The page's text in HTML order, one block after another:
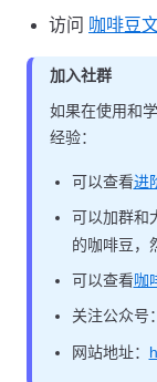
访问 咖啡豆
加入社群
如果在使用和
经验：
可以查看进
可以加群和
的咖啡豆，
可以查看咖
关注公众号：
网站地址：